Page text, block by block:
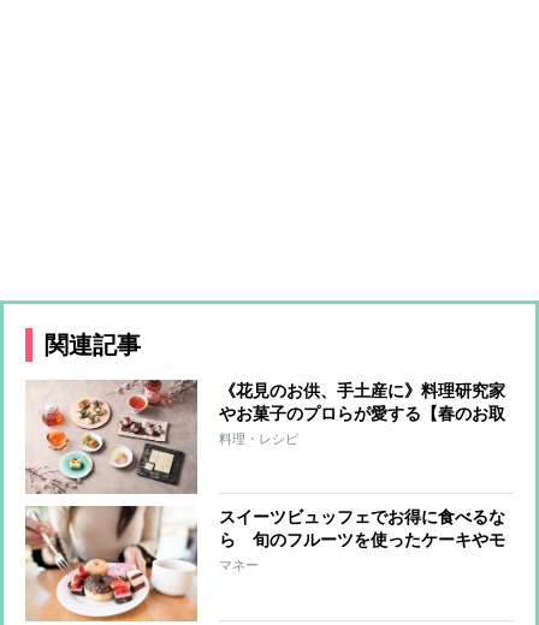
関連記事
《花見のお供、手土産に》料理研究家
やお菓子のプロらが愛する【春のお取
り寄せ】華やかな見た目と色合いで心
料理・レシピ
スイーツビュッフェでお得に食べるな
ら 旬のフルーツを使ったケーキやモ
ンブランを選ぶべし
マネー